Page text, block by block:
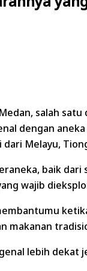
salah
dengan
Melayu,
baik
wajib
makanan
lebih dekat